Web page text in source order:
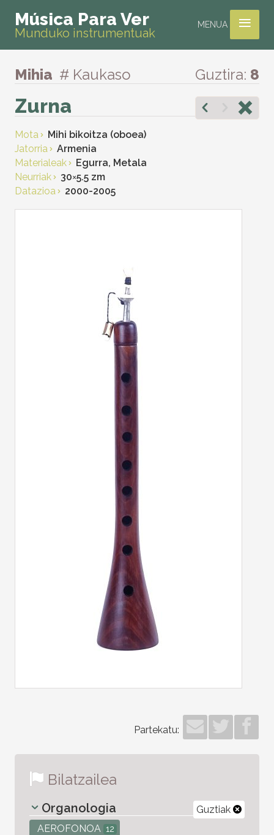
≡
MENUA
Música Para Ver
Munduko instrumentuak
Mihia # Kaukaso Guztira: 8
Zurna
Mota
Mihi bikoitza (oboea)
Jatorria
Armenia
Materialeak
Egurra, Metala
Neurriak
30×5.5 zm
Datazioa
2000-2005
Partekatu:
Bilatzailea
Guztiak
Organologia
AEROFONOA 12